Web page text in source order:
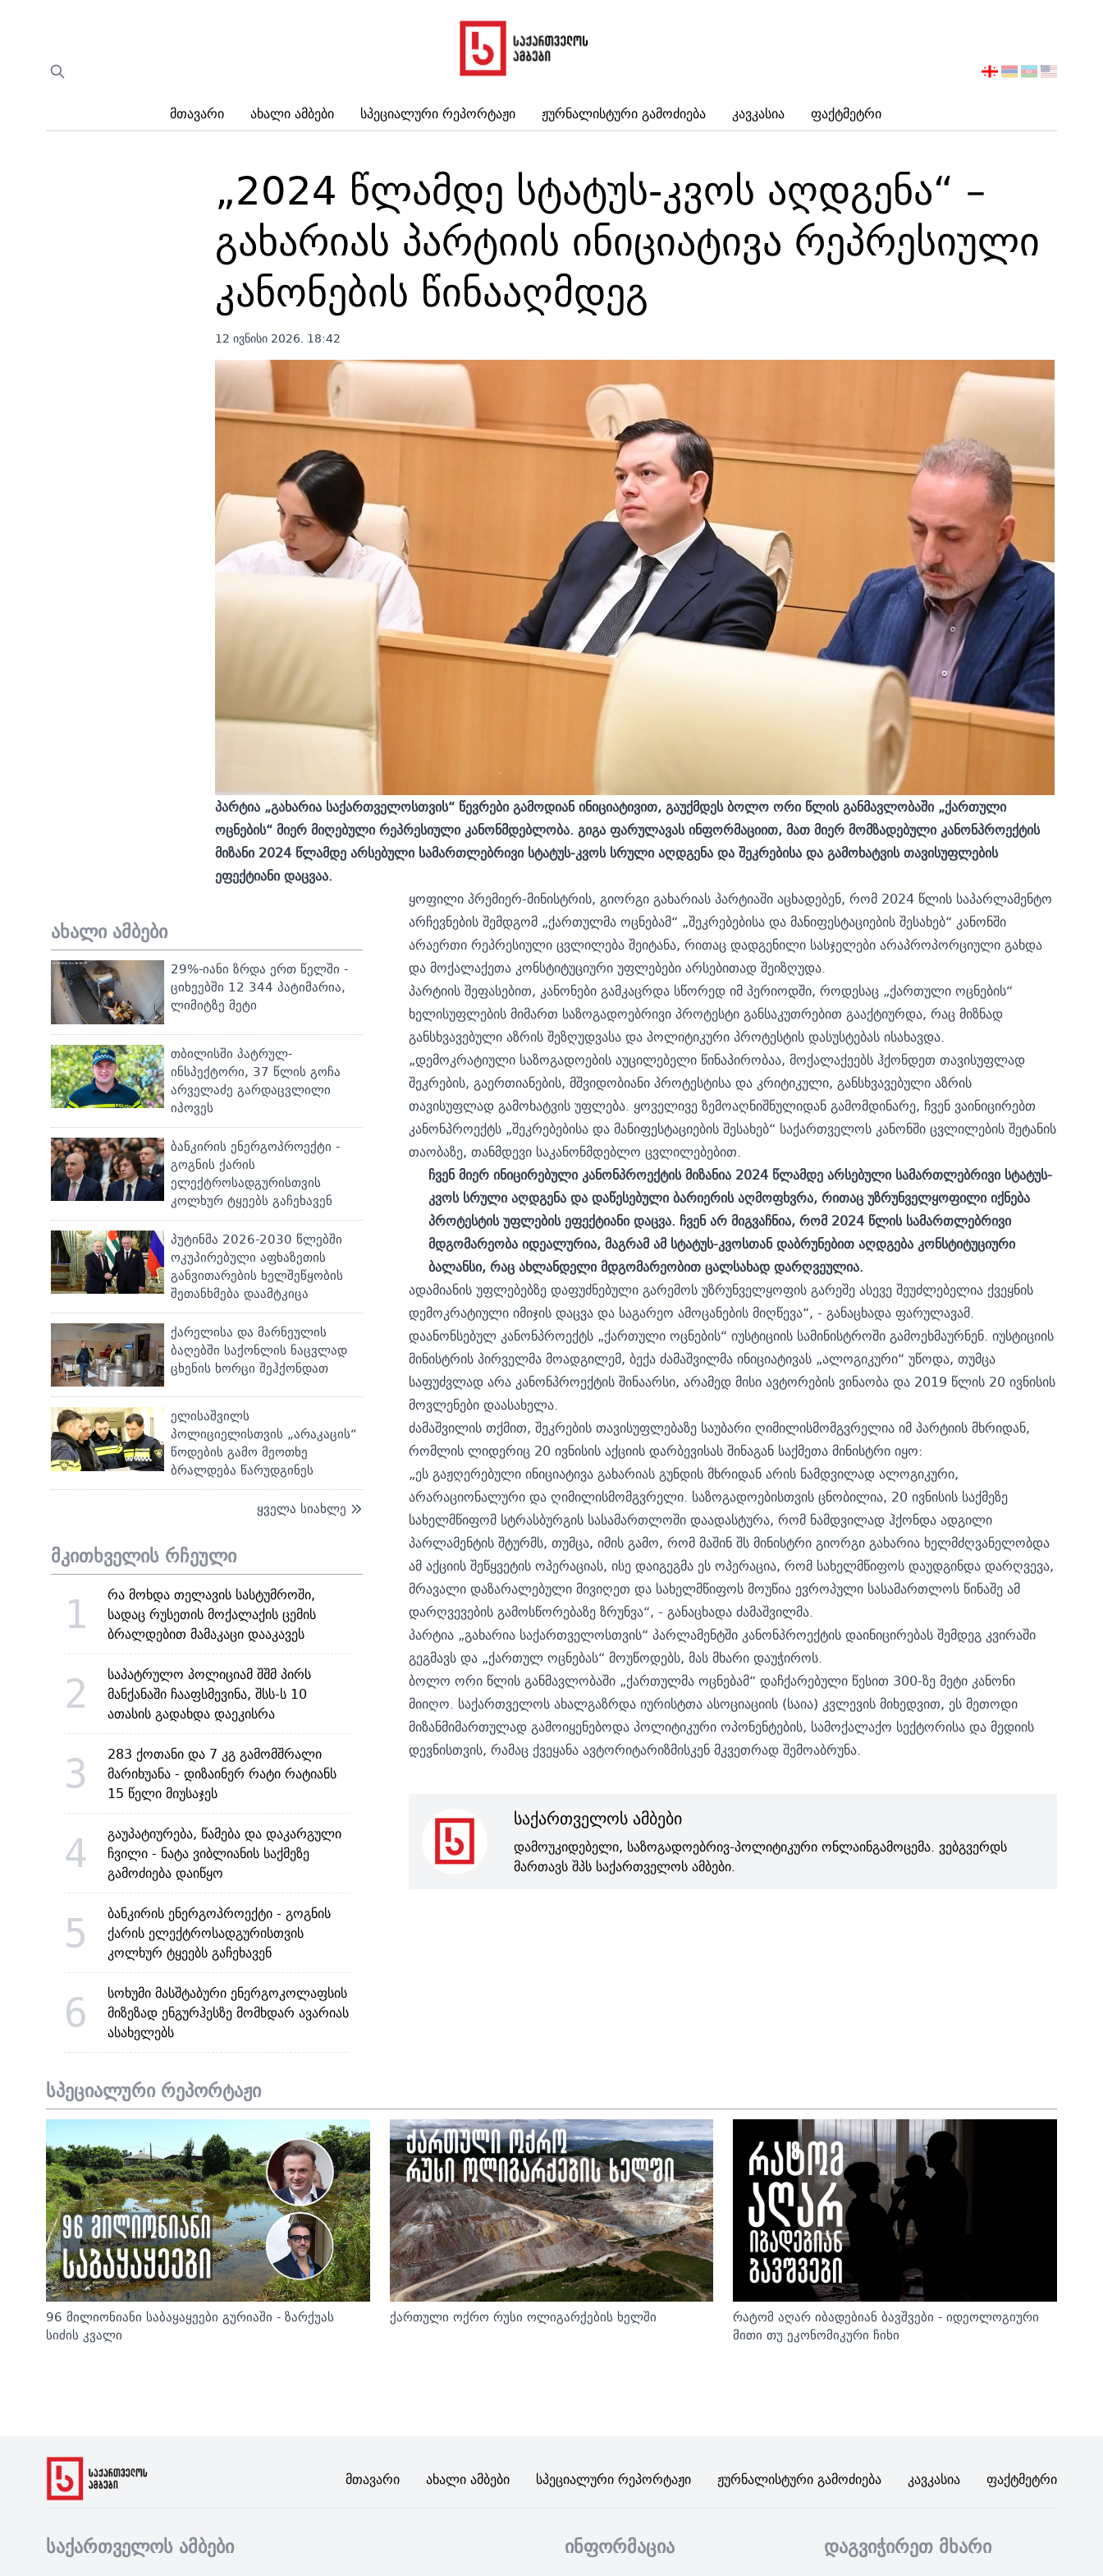
Მთავარი Ახალი Ამბები Სპეციალური Რეპორტაჟი Ჟურნალისტური Გამოძიება Კავკასია Ფაქტმეტრი
აირჩიეთ
„2024 წლამდე სტატუს-კვოს აღდგენა“ –
გახარიას პარტიის ინიციატივა რეპრესიული
კანონების წინააღმდეგ
12 ივნისი 2026. 18:42
პარტია „გახარია საქართველოსთვის“ წევრები გამოდიან ინიციატივით, გაუქმდეს ბოლო ორი წლის განმავლობაში „ქართული
ოცნების“ მიერ მიღებული რეპრესიული კანონმდებლობა. გიგა ფარულავას ინფორმაციით, მათ მიერ მომზადებული კანონპროექტის
მიზანი 2024 წლამდე არსებული სამართლებრივი სტატუს-კვოს სრული აღდგენა და შეკრებისა და გამოხატვის თავისუფლების
ეფექტიანი დაცვაა.
ახალი ამბები
29%-იანი ზრდა ერთ წელში -
ციხეებში 12 344 პატიმარია,
ლიმიტზე მეტი
თბილისში პატრულ-
ინსპექტორი, 37 წლის გოჩა
არველაძე გარდაცვლილი
იპოვეს
ბანკირის ენერგოპროექტი -
გოგნის ქარის
ელექტროსადგურისთვის
კოლხურ ტყეებს გაჩეხავენ
პუტინმა 2026-2030 წლებში
ოკუპირებული აფხაზეთის
განვითარების ხელშეწყობის
შეთანხმება დაამტკიცა
ქარელისა და მარნეულის
ბაღებში საქონლის ნაცვლად
ცხენის ხორცი შეჰქონდათ
ელისაშვილს
პოლიციელისთვის „არაკაცის“
წოდების გამო მეოთხე
ბრალდება წარუდგინეს
ყველა სიახლე
მკითხველის რჩეული
1
რა მოხდა თელავის სასტუმროში,
სადაც რუსეთის მოქალაქის ცემის
ბრალდებით მამაკაცი დააკავეს
2
საპატრულო პოლიციამ შშმ პირს
მანქანაში ჩააფსმევინა, შსს-ს 10
ათასის გადახდა დაეკისრა
3
283 ქოთანი და 7 კგ გამომშრალი
მარიხუანა - დიზაინერ რატი რატიანს
15 წელი მიუსაჯეს
4
გაუპატიურება, წამება და დაკარგული
ჩვილი - ნატა ვიბლიანის საქმეზე
გამოძიება დაიწყო
5
ბანკირის ენერგოპროექტი - გოგნის
ქარის ელექტროსადგურისთვის
კოლხურ ტყეებს გაჩეხავენ
6
სოხუმი მასშტაბური ენერგოკოლაფსის
მიზეზად ენგურჰესზე მომხდარ ავარიას
ასახელებს
ყოფილი პრემიერ-მინისტრის, გიორგი გახარიას პარტიაში აცხადებენ, რომ 2024 წლის საპარლამენტო
არჩევნების შემდგომ „ქართულმა ოცნებამ“ „შეკრებებისა და მანიფესტაციების შესახებ“ კანონში
არაერთი რეპრესიული ცვლილება შეიტანა, რითაც დადგენილი სასჯელები არაპროპორციული გახდა
და მოქალაქეთა კონსტიტუციური უფლებები არსებითად შეიზღუდა.
პარტიის შეფასებით, კანონები გამკაცრდა სწორედ იმ პერიოდში, როდესაც „ქართული ოცნების“
ხელისუფლების მიმართ საზოგადოებრივი პროტესტი განსაკუთრებით გააქტიურდა, რაც მიზნად
განსხვავებული აზრის შეზღუდვასა და პოლიტიკური პროტესტის დასუსტებას ისახავდა.
„დემოკრატიული საზოგადოების აუცილებელი წინაპირობაა, მოქალაქეებს ჰქონდეთ თავისუფლად
შეკრების, გაერთიანების, მშვიდობიანი პროტესტისა და კრიტიკული, განსხვავებული აზრის
თავისუფლად გამოხატვის უფლება. ყოველივე ზემოაღნიშნულიდან გამომდინარე, ჩვენ ვაინიცირებთ
კანონპროექტს „შეკრებებისა და მანიფესტაციების შესახებ“ საქართველოს კანონში ცვლილების შეტანის
თაობაზე, თანმდევი საკანონმდებლო ცვლილებებით.
ჩვენ მიერ ინიცირებული კანონპროექტის მიზანია 2024 წლამდე არსებული სამართლებრივი სტატუს-
კვოს სრული აღდგენა და დაწესებული ბარიერის აღმოფხვრა, რითაც უზრუნველყოფილი იქნება
პროტესტის უფლების ეფექტიანი დაცვა. ჩვენ არ მიგვაჩნია, რომ 2024 წლის სამართლებრივი
მდგომარეობა იდეალურია, მაგრამ ამ სტატუს-კვოსთან დაბრუნებით აღდგება კონსტიტუციური
ბალანსი, რაც ახლანდელი მდგომარეობით ცალსახად დარღვეულია.
ადამიანის უფლებებზე დაფუძნებული გარემოს უზრუნველყოფის გარეშე ასევე შეუძლებელია ქვეყნის
დემოკრატიული იმიჯის დაცვა და საგარეო ამოცანების მიღწევა“, - განაცხადა ფარულავამ.
დაანონსებულ კანონპროექტს „ქართული ოცნების“ იუსტიციის სამინისტროში გამოეხმაურნენ. იუსტიციის
მინისტრის პირველმა მოადგილემ, ბექა ძამაშვილმა ინიციატივას „ალოგიკური“ უწოდა, თუმცა
საფუძვლად არა კანონპროექტის შინაარსი, არამედ მისი ავტორების ვინაობა და 2019 წლის 20 ივნისის
მოვლენები დაასახელა.
ძამაშვილის თქმით, შეკრების თავისუფლებაზე საუბარი ღიმილისმომგვრელია იმ პარტიის მხრიდან,
რომლის ლიდერიც 20 ივნისის აქციის დარბევისას შინაგან საქმეთა მინისტრი იყო:
„ეს გაჟღერებული ინიციატივა გახარიას გუნდის მხრიდან არის ნამდვილად ალოგიკური,
არარაციონალური და ღიმილისმომგვრელი. საზოგადოებისთვის ცნობილია, 20 ივნისის საქმეზე
სახელმწიფომ სტრასბურგის სასამართლოში დაადასტურა, რომ ნამდვილად ჰქონდა ადგილი
პარლამენტის შტურმს, თუმცა, იმის გამო, რომ მაშინ შს მინისტრი გიორგი გახარია ხელმძღვანელობდა
ამ აქციის შეწყვეტის ოპერაციას, ისე დაიგეგმა ეს ოპერაცია, რომ სახელმწიფოს დაუდგინდა დარღვევა,
მრავალი დაზარალებული მივიღეთ და სახელმწიფოს მოუწია ევროპული სასამართლოს წინაშე ამ
დარღვევების გამოსწორებაზე ზრუნვა“, - განაცხადა ძამაშვილმა.
პარტია „გახარია საქართველოსთვის“ პარლამენტში კანონპროექტის დაინიცირებას შემდეგ კვირაში
გეგმავს და „ქართულ ოცნებას“ მოუწოდებს, მას მხარი დაუჭიროს.
ბოლო ორი წლის განმავლობაში „ქართულმა ოცნებამ“ დაჩქარებული წესით 300-ზე მეტი კანონი
მიიღო. საქართველოს ახალგაზრდა იურისტთა ასოციაციის (საია) კვლევის მიხედვით, ეს მეთოდი
მიზანმიმართულად გამოიყენებოდა პოლიტიკური ოპონენტების, სამოქალაქო სექტორისა და მედიის
დევნისთვის, რამაც ქვეყანა ავტორიტარიზმისკენ მკვეთრად შემოაბრუნა.
საქართველოს ამბები
დამოუკიდებელი, საზოგადოებრივ-პოლიტიკური ონლაინგამოცემა. ვებგვერდს
მართავს შპს საქართველოს ამბები.
სპეციალური რეპორტაჟი
96 მილიონიანი საბაყაყეები გურიაში - ზარქუას
სიძის კვალი
ქართული ოქრო რუსი ოლიგარქების ხელში
რატომ აღარ იბადებიან ბავშვები - იდეოლოგიური
მითი თუ ეკონომიკური ჩიხი
Მთავარი Ახალი Ამბები Სპეციალური Რეპორტაჟი Ჟურნალისტური Გამოძიება Კავკასია Ფაქტმეტრი
საქართველოს ამბები ინფორმაცია დაგვიჭირეთ მხარი